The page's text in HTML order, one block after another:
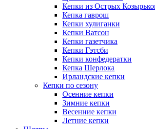
Кепки из Острых
Кепка гаврош
Кепки хулиганки
Кепки Ватсон
Кепки газетчика
Кепки Гэтсби
Кепки конфедератки
Кепка Шерлока
Ирландские кепки
Кепки по сезону
Осенние кепки
Зимние кепки
Весенние кепки
Летние кепки